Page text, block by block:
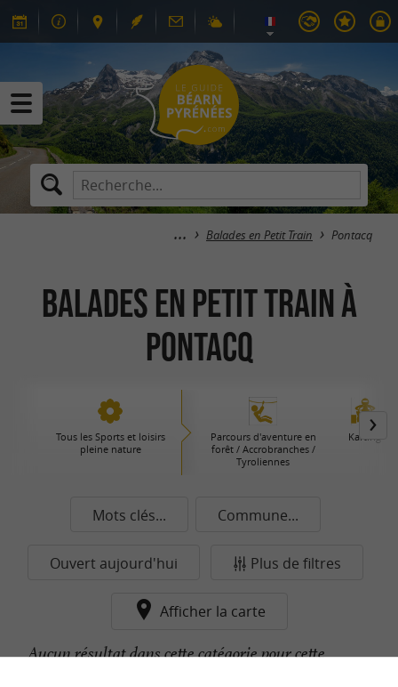
Balades en Petit Train Pontacq
Balades en Petit Train à
Pontacq
Tous les Sports et loisirs
pleine nature
Parcours d'aventure en
forêt / Accrobranches /
Tyroliennes
Karting
Mots clés... Commune...
Ouvert aujourd'hui Plus de filtres
Afficher la carte
Aucun résultat dans cette catégorie pour cette